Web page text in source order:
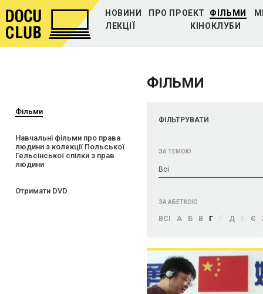
НОВИНИ ПРО ПРОЕКТ ФІЛЬМИ
ЛЕКЦІЇ
КІНОКЛУБИ
Фільми
Навчальні фільми про права
людини з колекції Польської
Гельсінської спілки з прав
людини
Отримати DVD
ФІЛЬМИ
ФІЛЬТРУВАТИ
ЗА ТЕМОЮ
Bci
ЗА АБЕТКОЮ
BCI А Б В Г Д Є